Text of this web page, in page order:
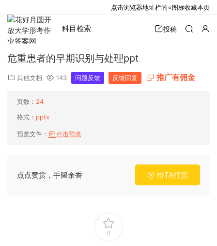
科目检索 投稿
危重患者的早期识别与处理ppt
其他文档 143 问题反馈 反馈回复 推广有佣金
页数： 24
格式： pptx
预览文件： 点击预览
点点赞赏，手留余香 给TA打赏
0
点击浏览器地址栏的⭐图标收藏本页